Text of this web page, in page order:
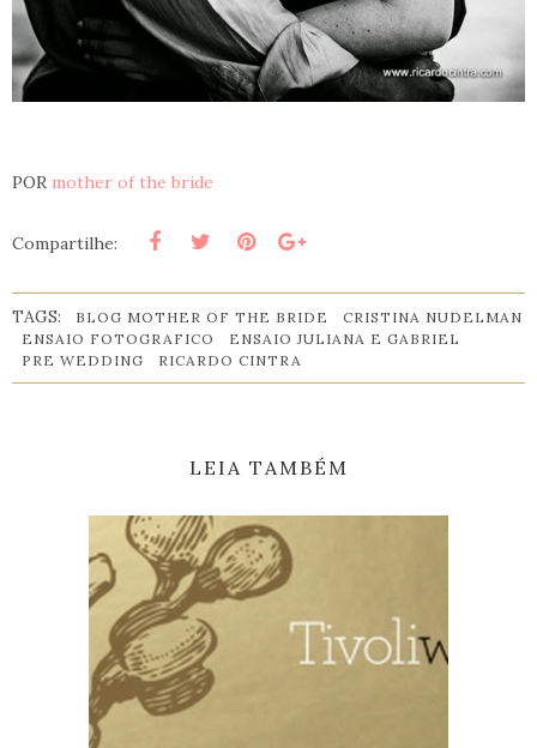
POR mother of the bride
Compartilhe:
TAGS: BLOG MOTHER OF THE BRIDE
CRISTINA NUDELMAN
ENSAIO FOTOGRAFICO
ENSAIO JULIANA E GABRIEL
PRE WEDDING
RICARDO CINTRA
LEIA TAMBÉM